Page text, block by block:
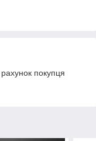
покупця